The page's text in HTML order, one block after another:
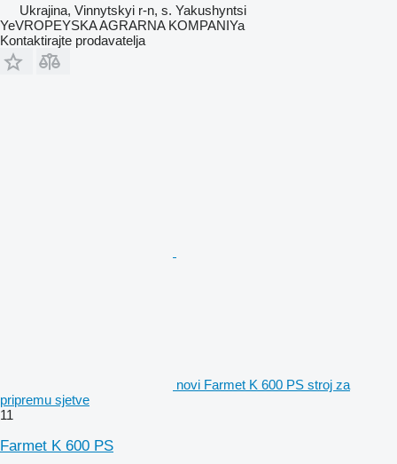
Ukrajina, Vinnytskyi r-n, s. Yakushyntsi
YeVROPEYSKA AGRARNA KOMPANIYa
Kontaktirajte prodavatelja
novi Farmet K 600 PS stroj za
pripremu sjetve
11
Farmet K 600 PS